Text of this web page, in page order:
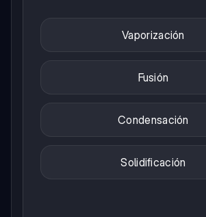
Vaporización
Fusión
Condensación
Solidificación